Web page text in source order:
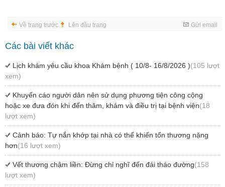
Về trang trước Lên đầu trang Gửi email
Các bài viết khác
Lịch khám yêu cầu khoa Khám bệnh ( 10/8- 16/8/2026 )(105 lượt
xem)
Khuyến cáo người dân nên sử dụng phương tiện công cộng
hoặc xe đưa đón khi đến thăm, khám và điều trị tại bệnh viện(18
lượt xem)
Cảnh báo: Tự nắn khớp tại nhà có thể khiến tổn thương nặng
hơn(16 lượt xem)
Vết thương chậm liền: Đừng chỉ nghĩ đến đái tháo đường(158
lượt xem)